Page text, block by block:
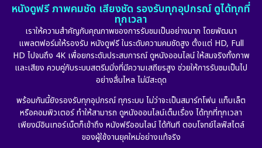
Emotional (101)
Epic มหากาพย์ (17)
Erotic (10)
Fantasy จินตนาการ (256)
หนังดูฟรี ภาพคมชัด เสียงชัด รองรับทุกอุปกรณ์ ดูได้ทุกที่
ทุกเวลา
เราให้ความสำคัญกับคุณภาพของการรับชมเป็นอย่างมาก โดยพัฒนา
แพลตฟอร์มให้รองรับ หนังดูฟรี ในระดับความคมชัดสูง ตั้งแต่ HD, Full
HD ไปจนถึง 4K เพื่อยกระดับประสบการณ์ ดูหนังออนไลน์ ให้สมจริงทั้งภาพ
และเสียง ควบคู่กับระบบสตรีมมิ่งที่มีความเสถียรสูง ช่วยให้การรับชมเป็นไป
อย่างลื่นไหล ไม่มีสะดุด
พร้อมกันนี้ยังรองรับทุกอุปกรณ์ ทุกระบบ ไม่ว่าจะเป็นสมาร์ทโฟน แท็บเล็ต
หรือคอมพิวเตอร์ ทำให้สามารถ ดูหนังออนไลน์เต็มเรื่อง ได้ทุกที่ทุกเวลา
เพียงมีอินเทอร์เน็ตก็เข้าถึง หนังฟรีออนไลน์ ได้ทันที ตอบโจทย์ไลฟ์สไตล์
ของผู้ใช้งานยุคใหม่อย่างแท้จริง